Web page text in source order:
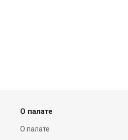
О палате
О палате